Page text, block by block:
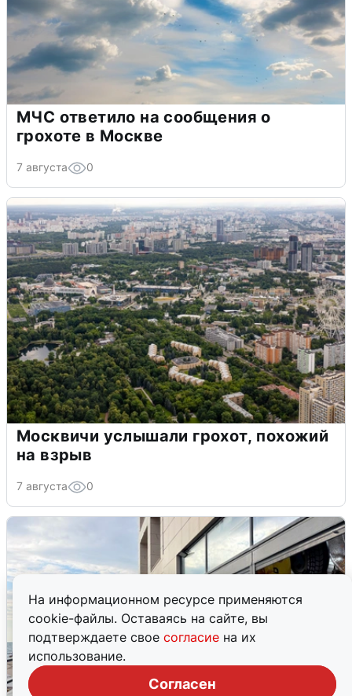
На информационном ресурсе применяются
cookie-файлы. Оставаясь на сайте, вы
подтверждаете свое согласие на их
использование.
Согласен
МЧС ответило на сообщения о
грохоте в Москве
7 августа 0
Москвичи услышали грохот, похожий
на взрыв
7 августа 0